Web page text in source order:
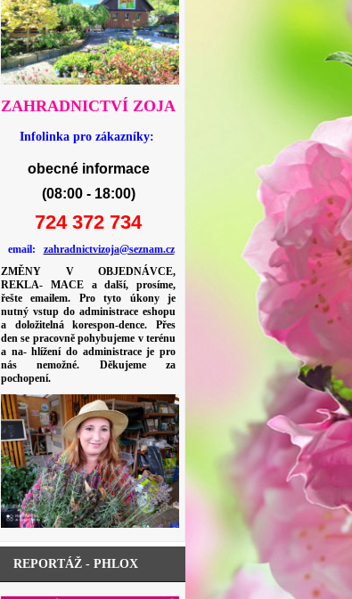
ZAHRADNICTVÍ ZOJA
Infolinka pro zákazníky:
obecné informace
(08:00 - 18:00)
724 372 734
email: zahradnictvizoja@seznam.cz
ZMĚNY V OBJEDNÁVCE,
REKLA- MACE a další, prosíme,
řešte emailem. Pro tyto úkony je
nutný vstup do administrace eshopu
a doložitelná korespon-dence. Přes
den se pracovně pohybujeme v terénu
a na- hlížení do administrace je pro
nás nemožné. Děkujeme za
pochopení.
REPORTÁŽ - PHLOX